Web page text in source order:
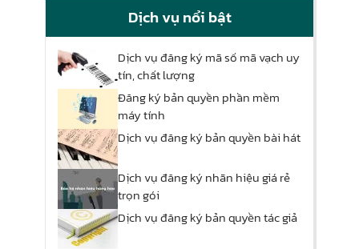
Dịch vụ nổi bật
Dịch vụ đăng ký mã số mã vạch uy
tín, chất lượng
Đăng ký bản quyền phần mềm
máy tính
Dịch vụ đăng ký bản quyền bài hát
Dịch vụ đăng ký nhãn hiệu giá rẻ
trọn gói
Dịch vụ đăng ký bản quyền tác giả